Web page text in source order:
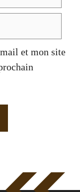
et mon site